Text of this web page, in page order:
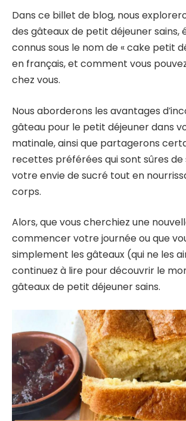
Dans ce billet de blog, nous
des gâteaux de petit déjeuner sains,
connus sous le nom de « cake petit
en français, et comment vous
chez vous.
Nous aborderons les avantages
gâteau pour le petit déjeuner dans
matinale, ainsi que partagerons
recettes préférées qui sont sûres de
votre envie de sucré tout en
corps.
Alors, que vous cherchiez une
commencer votre journée ou que
simplement les gâteaux (qui ne les
continuez à lire pour découvrir le
gâteaux de petit déjeuner sains.